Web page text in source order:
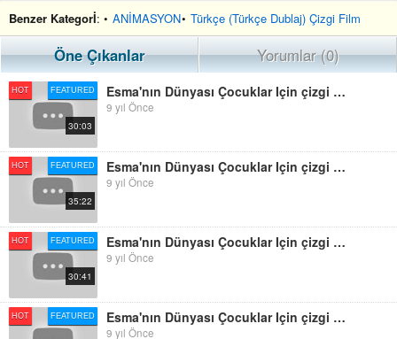
Benzer Kategorİ: • ANİMASYON• Türkçe (Türkçe Dublaj) Çizgi Film
Öne Çıkanlar Yorumlar (0)
HOT FEATURED
30:03
Esma'nın Dünyası Çocuklar Için çizgi Film 7.Bölüm Animasyon Dini çizgi Film Orjinal HD
9 yıl Önce
HOT FEATURED
35:22
Esma'nın Dünyası Çocuklar Için çizgi Film 10.Bölüm Animasyon Dini çizgi Film Orjinal HD
9 yıl Önce
HOT FEATURED
30:41
Esma'nın Dünyası Çocuklar Için çizgi Film 4.Bölüm Animasyon Dini çizgi Film Orjinal HD
9 yıl Önce
HOT FEATURED Esma'nın Dünyası Çocuklar Için çizgi Film 2.Bölüm Animasyon Dini çizgi Film Orjinal HD
9 yıl Önce